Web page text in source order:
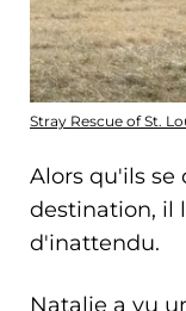
Stray Rescue of St.
Alors qu'ils se
destination, il
d'inattendu.
Natalie a vu